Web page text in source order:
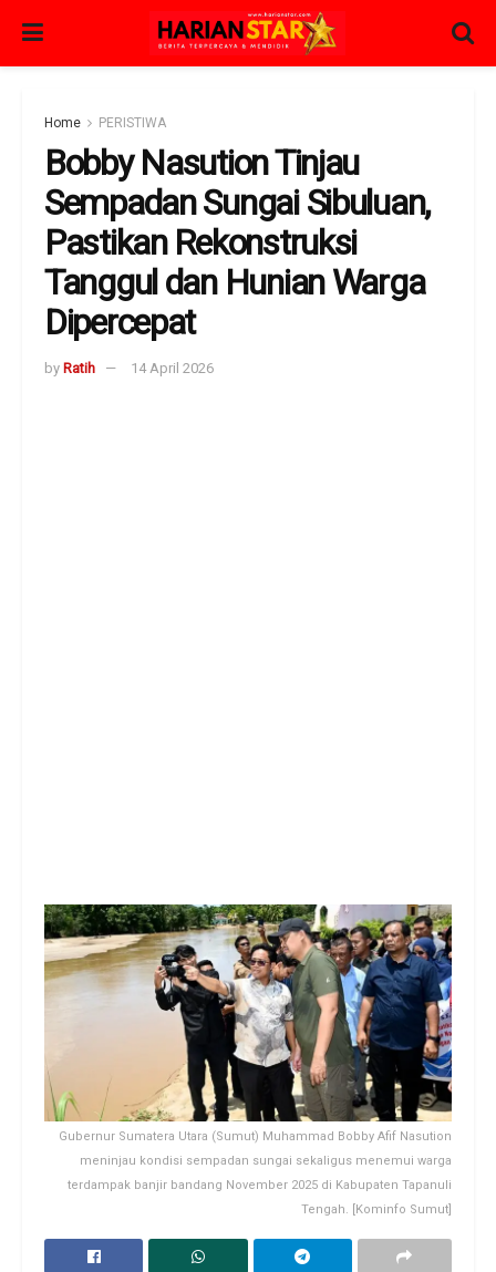
Home PERISTIWA
Bobby Nasution Tinjau
Sempadan Sungai Sibuluan,
Pastikan Rekonstruksi
Tanggul dan Hunian Warga
Dipercepat
by Ratih 14 April 2026
Gubernur Sumatera Utara (Sumut) Muhammad Bobby Afif Nasution
meninjau kondisi sempadan sungai sekaligus menemui warga
terdampak banjir bandang November 2025 di Kabupaten Tapanuli
Tengah. [Kominfo Sumut]